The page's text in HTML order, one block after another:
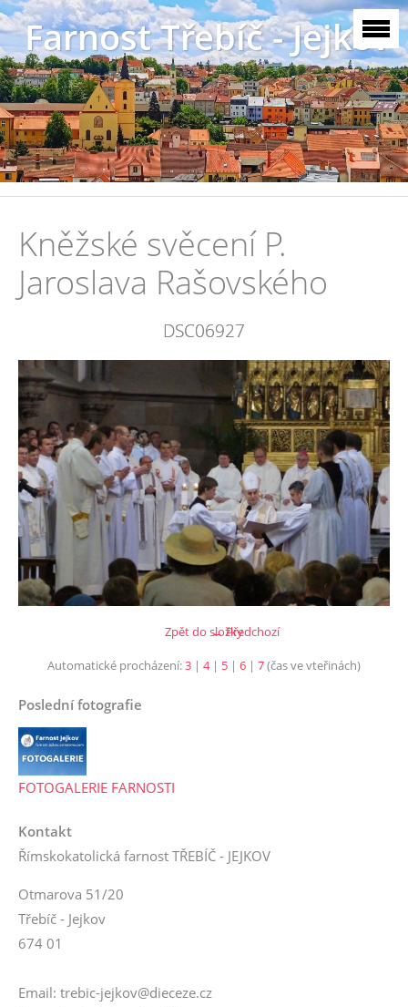
Farnost Třebíč - Jejkov
Kněžské svěcení P.
Jaroslava Rašovského
DSC06927
← Předchozí
Zpět do složky
Automatické procházení:3 | 4| 5 | 6 | 7(čas ve vteřinách)
Poslední fotografie
FOTOGALERIE FARNOSTI
Kontakt
Římskokatolická farnost TŘEBÍČ - JEJKOV
Otmarova 51/20
Třebíč - Jejkov
674 01
Email: trebic-jejkov@dieceze.cz